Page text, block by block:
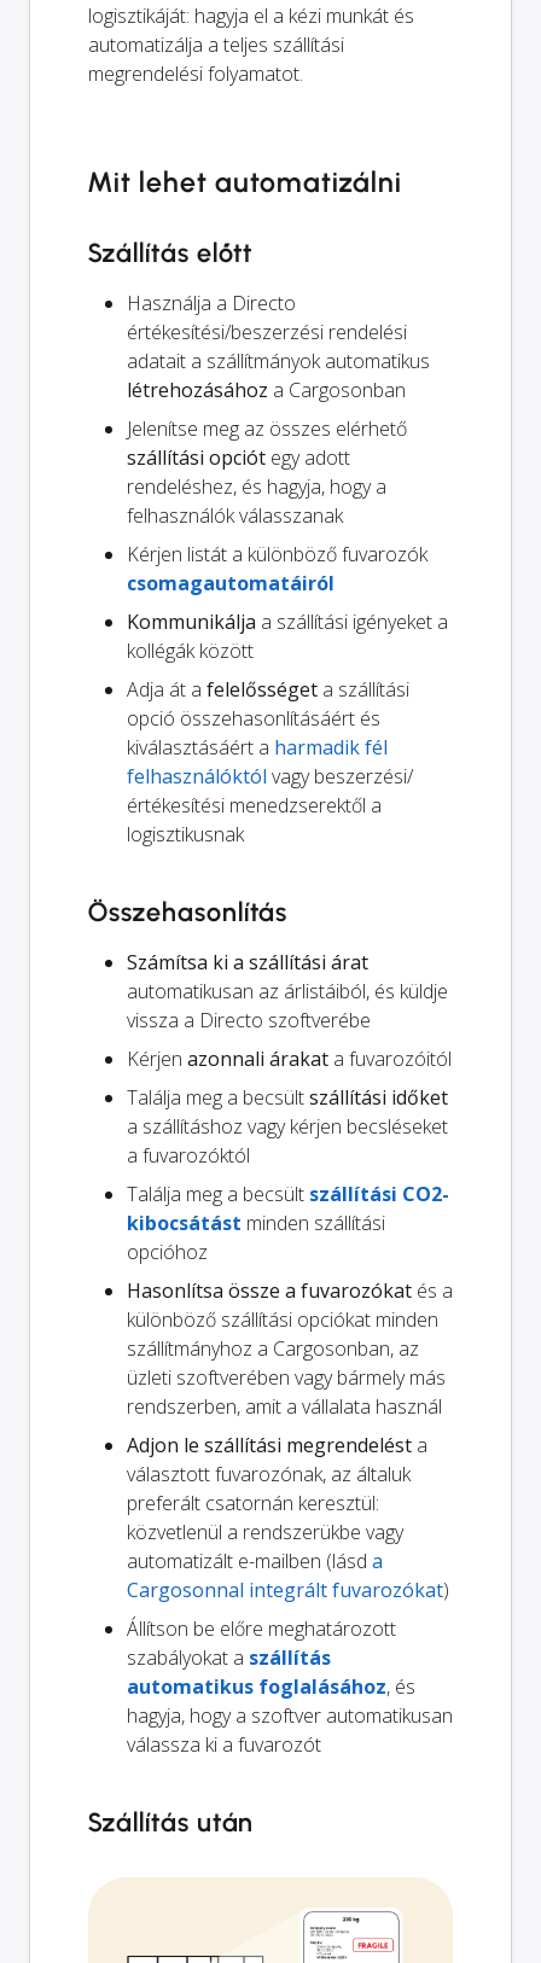
logisztikáját: hagyja el a kézi munkát és
automatizálja a teljes szállítási
megrendelési folyamatot.
Mit lehet automatizálni
Szállítás előtt
Használja a Directo
értékesítési/beszerzési rendelési
adatait a szállítmányok automatikus
létrehozásához a Cargosonban
Jelenítse meg az összes elérhető
szállítási opciót egy adott
rendeléshez, és hagyja, hogy a
felhasználók válasszanak
Kérjen listát a különböző fuvarozók
csomagautomatáiról
Kommunikálja a szállítási igényeket a
kollégák között
Adja át a felelősséget a szállítási
opció összehasonlításáért és
kiválasztásáért a harmadik fél
felhasználóktól vagy beszerzési/
értékesítési menedzserektől a
logisztikusnak
Összehasonlítás
Számítsa ki a szállítási árat
automatikusan az árlistáiból, és küldje
vissza a Directo szoftverébe
Kérjen azonnali árakat a fuvarozóitól
Találja meg a becsültszállítási időket
a szállításhoz vagy kérjen becsléseket
a fuvarozóktól
Találja meg a becsült szállítási CO2-
kibocsátást minden szállítási
opcióhoz
Hasonlítsa össze a fuvarozókat és a
különböző szállítási opciókat minden
szállítmányhoz a Cargosonban, az
üzleti szoftverében vagy bármely más
rendszerben, amit a vállalata használ
Adjon le szállítási megrendelést a
választott fuvarozónak, az általuk
preferált csatornán keresztül:
közvetlenül a rendszerükbe vagy
automatizált e-mailben (lásd a
Cargosonnal integrált fuvarozókat)
Állítson be előre meghatározott
szabályokat a szállítás
automatikus foglalásához, és
hagyja, hogy a szoftver automatikusan
válassza ki a fuvarozót
Szállítás után